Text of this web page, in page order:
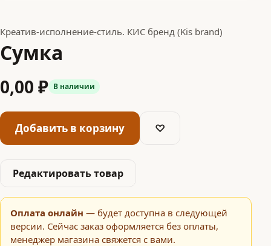
Креатив-исполнение-стиль. КИС бренд (Kis brand)
Сумка
0,00 ₽ В наличии
Добавить в корзину ♡
Редактировать товар
Оплата онлайн — будет доступна в следующей
версии. Сейчас заказ оформляется без оплаты,
менеджер магазина свяжется с вами.